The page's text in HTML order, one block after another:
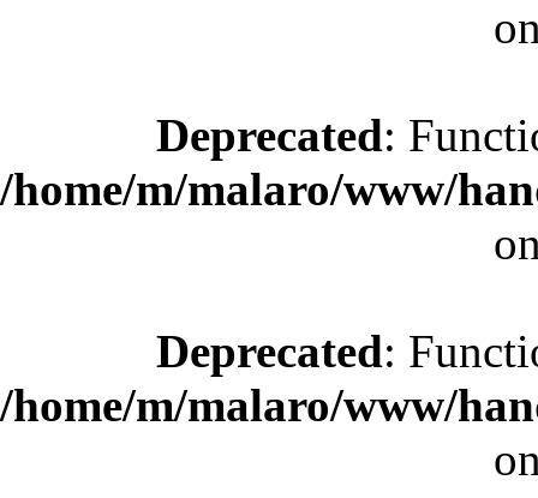
Deprecated:
/home/m/malaro/www/
Deprecated:
/home/m/malaro/www/